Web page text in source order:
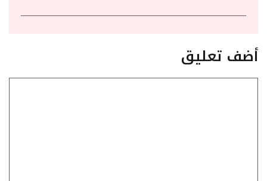
أضف تعليق